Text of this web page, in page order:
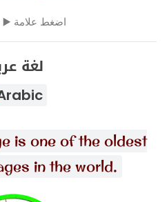
اضغط علامة ▶️
لغة
is one of the oldest
in the world.